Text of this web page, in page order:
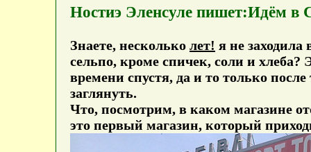
Ностиэ Эленсуле пишет:Идём в
Знаете, несколько лет! я не
сельпо, кроме спичек, соли и хлеба?
времени спустя, да и то только
заглянуть.
Что, посмотрим, в каком магазине
это первый магазин, который